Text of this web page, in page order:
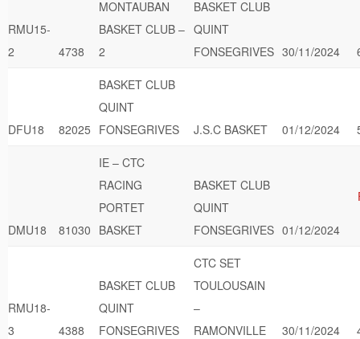
RMU15-
2
4738
MONTAUBAN
BASKET CLUB –
2
BASKET CLUB
QUINT
FONSEGRIVES 30/11/2024
DFU18 82025
BASKET CLUB
QUINT
FONSEGRIVES
J.S.C BASKET 01/12/2024
DMU18 81030
IE – CTC
RACING
PORTET
BASKET
BASKET CLUB
QUINT
FONSEGRIVES 01/12/2024
RMU18-
3
4388
BASKET CLUB
QUINT
FONSEGRIVES
CTC SET
TOULOUSAIN
–
RAMONVILLE
30/11/2024